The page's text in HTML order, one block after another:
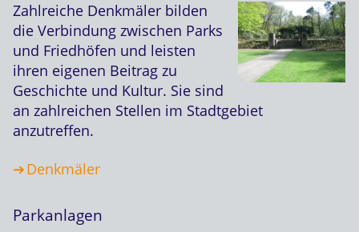
Zahlreiche Denkmäler bilden
die Verbindung zwischen Parks
und Friedhöfen und leisten
ihren eigenen Beitrag zu
Geschichte und Kultur. Sie sind
an zahlreichen Stellen im Stadtgebiet
anzutreffen.
Denkmäler
Parkanlagen